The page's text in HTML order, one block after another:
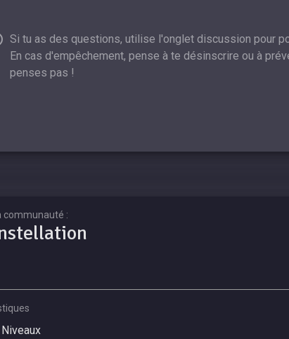
Si tu as des questions, utilise l'onglet discussion pour
En cas d'empêchement, pense à te désinscrire ou à
penses pas !
communauté :
Niveaux